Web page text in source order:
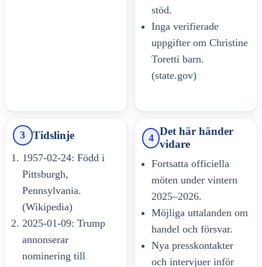
stöd.
Inga verifierade
uppgifter om Christine
Toretti barn.
(state.gov)
3 Tidslinje
1957-02-24: Född i
Pittsburgh,
Pennsylvania.
(Wikipedia)
2025-01-09: Trump
annonserar
nominering till
4
Det här händer
vidare
Fortsatta officiella
möten under vintern
2025–2026.
Möjliga uttalanden om
handel och försvar.
Nya presskontakter
och intervjuer inför